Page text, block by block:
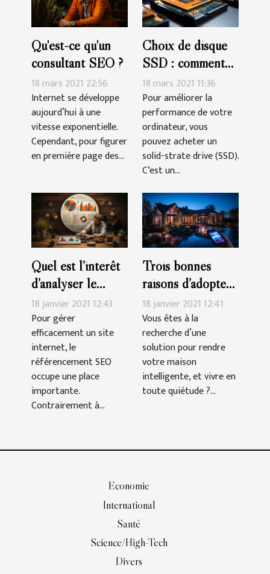
Qu'est-ce qu'un
consultant SEO ?
18 mars 2021 22:56
Internet se développe
aujourd’hui à une
vitesse exponentielle.
Cependant, pour figurer
en première page des...
Choix de disque
SSD : comment
s’y prendre ?
18 mars 2021 11:36
Pour améliorer la
performance de votre
ordinateur, vous
pouvez acheter un
solid-strate drive (SSD).
C‘est un...
Quel est l’intérêt
d’analyser le
référencement
SEO de son site ?
18 janvier 2021 12:43
Pour gérer
efficacement un site
internet, le
référencement SEO
occupe une place
importante.
Contrairement à...
Trois bonnes
raisons d’adopter
la domotique ?
18 janvier 2021 12:41
Vous êtes à la
recherche d’une
solution pour rendre
votre maison
intelligente, et vivre en
toute quiétude ?...
Economie
International
Santé
Science/High-Tech
Divers